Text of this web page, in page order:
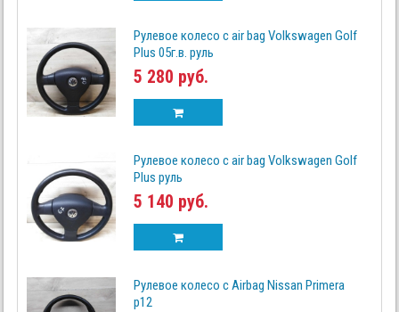
Рулевое колесо с air bag Volkswagen Golf
Plus 05г.в. руль
5 280 руб.
Рулевое колесо с air bag Volkswagen Golf
Plus руль
5 140 руб.
Рулевое колесо с Airbag Nissan Primera
p12